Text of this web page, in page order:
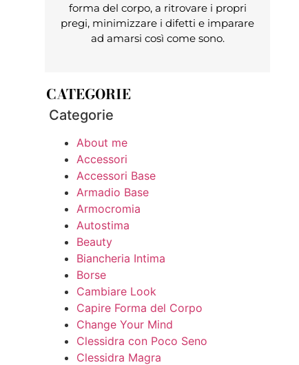
forma del corpo, a ritrovare i propri
pregi, minimizzare i difetti e imparare
ad amarsi così come sono.
CATEGORIE
Categorie
About me
Accessori
Accessori Base
Armadio Base
Armocromia
Autostima
Beauty
Biancheria Intima
Borse
Cambiare Look
Capire Forma del Corpo
Change Your Mind
Clessidra con Poco Seno
Clessidra Magra